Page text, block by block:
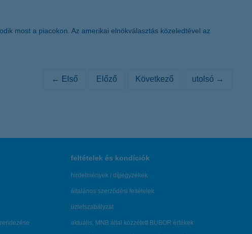
most a piacokon. Az amerikai elnökválasztás közeledtével az
← Első Előző Következő utolsó →
feltételek és kondíciók
hirdetmények / díjjegyzékek
általános szerződési feltételek
üzletszabályzat
aktuális, MNB által közzétett BUBOR értékek